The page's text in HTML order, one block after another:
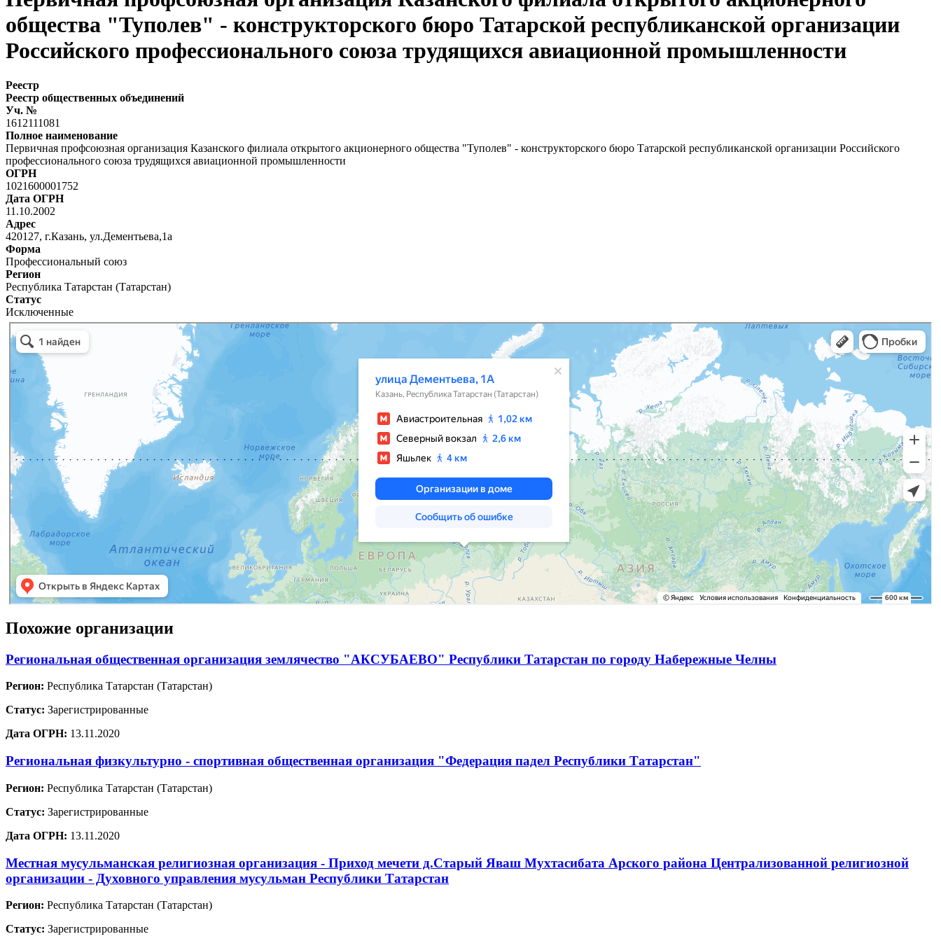
общества "Туполев" - конструкторского бюро Татарской республиканской организации
Российского профессионального союза трудящихся авиационной промышленности
Реестр
Реестр общественных объединений
Уч. №
1612111081
Полное наименование
Первичная профсоюзная организация Казанского филиала открытого акционерного общества "Туполев" - конструкторского бюро Татарской республиканской организации Российского
профессионального союза трудящихся авиационной промышленности
ОГРН
1021600001752
Дата ОГРН
11.10.2002
Адрес
420127, г.Казань, ул.Дементьева,1а
Форма
Профессиональный союз
Регион
Республика Татарстан (Татарстан)
Статус
Исключенные
Похожие организации
Региональная общественная организация землячество "АКСУБАЕВО" Республики Татарстан по городу Набережные Челны
Регион: Республика Татарстан (Татарстан)
Статус: Зарегистрированные
Дата ОГРН: 13.11.2020
Региональная физкультурно - спортивная общественная организация "Федерация падел Республики Татарстан"
Регион: Республика Татарстан (Татарстан)
Статус: Зарегистрированные
Дата ОГРН: 13.11.2020
Местная мусульманская религиозная организация - Приход мечети д.Старый Яваш Мухтасибата Арского района Централизованной религиозной
организации - Духовного управления мусульман Республики Татарстан
Регион: Республика Татарстан (Татарстан)
Статус: Зарегистрированные